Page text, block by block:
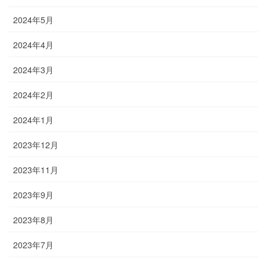
2024年5月
2024年4月
2024年3月
2024年2月
2024年1月
2023年12月
2023年11月
2023年9月
2023年8月
2023年7月